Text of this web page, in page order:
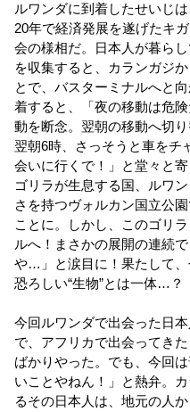
ルワンダに到着したせいじ
20年で経済発展を遂げたキ
会の様相だ。日本人が暮ら
を収集すると、カランガジ
とで、バスターミナルへと
着すると、「夜の移動は危
動を断念。翌朝の移動へ切り
翌朝6時、さっそうと車をチ
会いに行くで！」と堂々と
ゴリラが生息する国、ルワ
さを持つヴォルカン国立公
ことに。しかし、このゴリ
ルへ！まさかの展開の連続
や…」と涙目に！果たして、
恐ろしい“生物”とは一体…？
今回ルワンダで出会った日
で、アフリカで出会ってき
ばかりやった。でも、今回
いことやねん！」と熱弁。
るその日本人は、地元の人